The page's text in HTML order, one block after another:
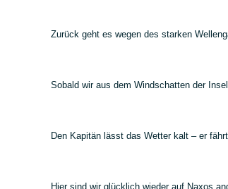
Zurück geht es wegen des starken
Sobald wir aus dem Windschatten der
Den Kapitän lässt das Wetter kalt – er
Hier sind wir glücklich wieder auf Naxos